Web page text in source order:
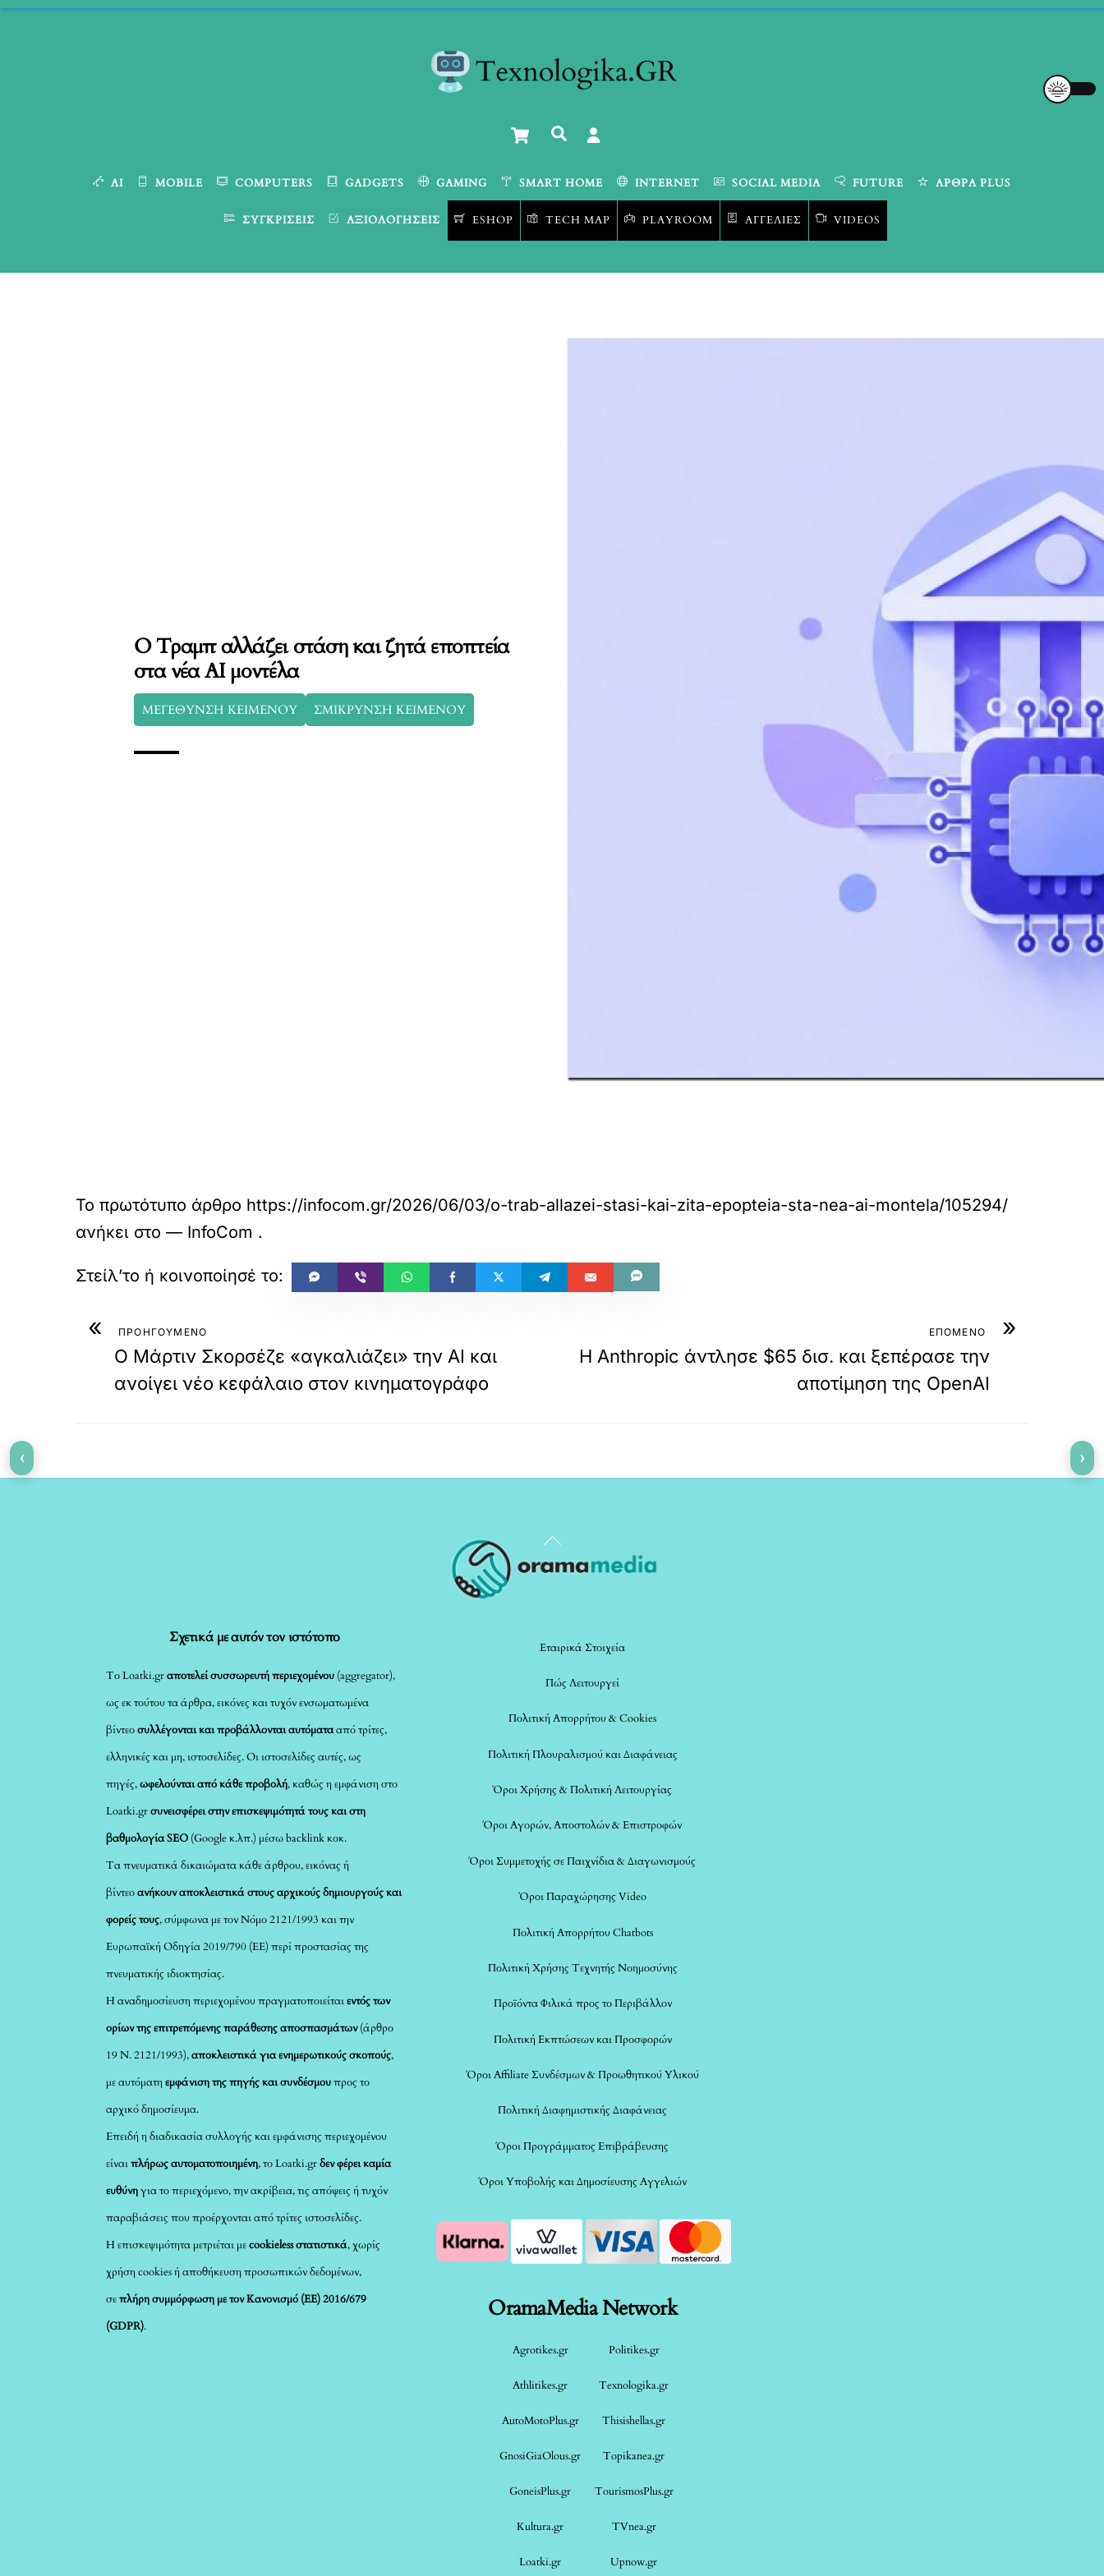
Skip
Cart Αναζήτηση
AI MOBILE COMPUTERS GADGETS GAMING SMART HOME INTERNET SOCIAL MEDIA FUTURE ΆΡΘΡΑ PLUS
ΣΥΓΚΡΊΣΕΙΣ ΑΞΙΟΛΟΓΉΣΕΙΣ ESHOP TECH MAP PLAYROOM ΑΓΓΕΛΊΕΣ VIDEOS
Ο Τραμπ αλλάζει στάση και ζητά εποπτεία
στα νέα AI μοντέλα
ΜΕΓΕΘΥΝΣΗ ΚΕΙΜΕΝΟΥ ΣΜΙΚΡΥΝΣΗ ΚΕΙΜΕΝΟΥ
Το πρωτότυπο άρθρο https://infocom.gr/2026/06/03/o-trab-allazei-stasi-kai-zita-epopteia-sta-nea-ai-montela/105294/
ανήκει στο — InfoCom .
« ΠΡΟΗΓΟΥΜΕΝΟ
Ο Μάρτιν Σκορσέζε «αγκαλιάζει» την AI και
ανοίγει νέο κεφάλαιο στον κινηματογράφο
»
ΕΠΟΜΕΝΟ
Η Anthropic άντλησε $65 δισ. και ξεπέρασε την
αποτίμηση της OpenAI
Back
To
Σχετικά με αυτόν τον ιστότοπο
Το Loatki.grαποτελεί συσσωρευτή περιεχομένου (aggregator),
ως εκ τούτου τα άρθρα, εικόνες και τυχόν ενσωματωμένα
βίντεοσυλλέγονται και προβάλλονται αυτόματααπό τρίτες,
ελληνικές και μη, ιστοσελίδες. Οι ιστοσελίδες αυτές, ως
πηγές,ωφελούνται από κάθε προβολή, καθώς η εμφάνιση στο
Loatki.grσυνεισφέρει στην επισκεψιμότητά τους και στη
βαθμολογία SEO (Google κ.λπ.) μέσω backlink κοκ.
Τα πνευματικά δικαιώματα κάθε άρθρου, εικόνας ή
βίντεοανήκουν αποκλειστικά στους αρχικούς δημιουργούς και
φορείς τους, σύμφωνα με τον Νόμο 2121/1993 και την
Ευρωπαϊκή Οδηγία 2019/790 (ΕΕ) περί προστασίας της
πνευματικής ιδιοκτησίας.
Η αναδημοσίευση περιεχομένου πραγματοποιείταιεντός των
ορίων της επιτρεπόμενης παράθεσης αποσπασμάτων(άρθρο
19 Ν. 2121/1993),αποκλειστικά για ενημερωτικούς σκοπούς,
με αυτόματηεμφάνιση της πηγής και συνδέσμουπρος το
αρχικό δημοσίευμα.
Επειδή η διαδικασία συλλογής και εμφάνισης περιεχομένου
είναιπλήρως αυτοματοποιημένη, το Loatki.grδεν φέρει καμία
ευθύνηγια το περιεχόμενο, την ακρίβεια, τις απόψεις ή τυχόν
παραβιάσεις που προέρχονται από τρίτες ιστοσελίδες.
Η επισκεψιμότητα μετριέται μεcookieless στατιστικά, χωρίς
χρήση cookies ή αποθήκευση προσωπικών δεδομένων,
σεπλήρη συμμόρφωση με τον Κανονισμό (ΕΕ) 2016/679
(GDPR).
Εταιρικά Στοιχεία
Πώς Λειτουργεί
Πολιτική Απορρήτου & Cookies
Πολιτική Πλουραλισμού και Διαφάνειας
Όροι Χρήσης & Πολιτική Λειτουργίας
Όροι Αγορών, Αποστολών & Επιστροφών
Όροι Συμμετοχής σε Παιχνίδια & Διαγωνισμούς
Όροι Παραχώρησης Video
Πολιτική Απορρήτου Chatbots
Πολιτική Χρήσης Τεχνητής Νοημοσύνης
Προϊόντα Φιλικά προς το Περιβάλλον
Πολιτική Εκπτώσεων και Προσφορών
Όροι Affiliate Συνδέσμων & Προωθητικού Υλικού
Πολιτική Διαφημιστικής Διαφάνειας
Όροι Προγράμματος Επιβράβευσης
Όροι Υποβολής και Δημοσίευσης Αγγελιών
OramaMedia Network
Agrotikes.gr Politikes.gr
Athlitikes.gr Texnologika.gr
AutoMotoPlus.gr Thisishellas.gr
GnosiGiaOlous.gr Topikanea.gr
GoneisPlus.gr TourismosPlus.gr
Kultura.gr TVnea.gr
Loatki.gr Upnow.gr
‹ ›